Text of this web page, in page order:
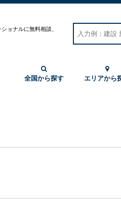
ョナルに無料相談、
全国から探す エリアから